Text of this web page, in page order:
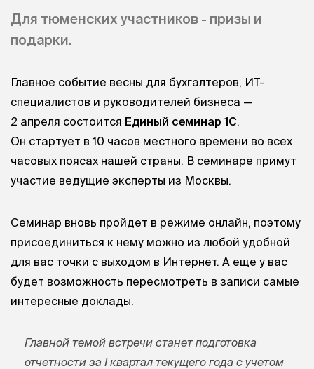
Для тюменских участников - призы и
подарки.
Главное событие весны для бухгалтеров, ИТ-
специалистов и руководителей бизнеса —
2 апреля состоится Единый семинар 1С.
Он стартует в 10 часов местного времени во всех
часовых поясах нашей страны. В семинаре примут
участие ведущие эксперты из Москвы.
Семинар вновь пройдет в режиме онлайн, поэтому
присоединиться к нему можно из любой удобной
для вас точки с выходом в Интернет. А еще у вас
будет возможность пересмотреть в записи самые
интересные доклады.
Главной темой встречи станет подготовка
отчетности за I квартал текущего года с учетом